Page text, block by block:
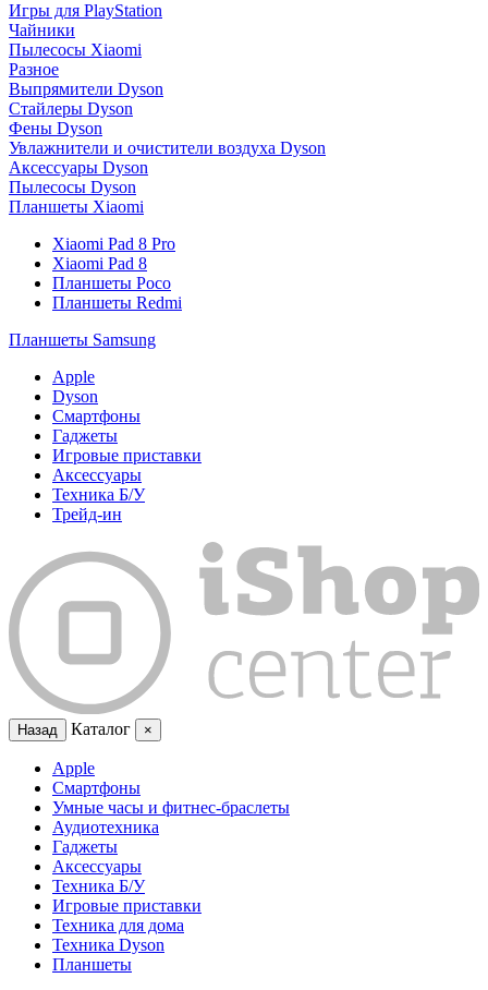
Игры для PlayStation
Чайники
Пылесосы Xiaomi
Разное
Выпрямители Dyson
Стайлеры Dyson
Фены Dyson
Увлажнители и очистители воздуха Dyson
Аксессуары Dyson
Пылесосы Dyson
Планшеты Xiaomi
Xiaomi Pad 8 Pro
Xiaomi Pad 8
Планшеты Poco
Планшеты Redmi
Планшеты Samsung
Apple
Dyson
Смартфоны
Гаджеты
Игровые приставки
Аксессуары
Техника Б/У
Трейд-ин
Назад Каталог ×
Apple
Смартфоны
Умные часы и фитнес-браслеты
Аудиотехника
Гаджеты
Аксессуары
Техника Б/У
Игровые приставки
Техника для дома
Техника Dyson
Планшеты